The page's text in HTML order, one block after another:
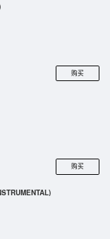
购买
购买